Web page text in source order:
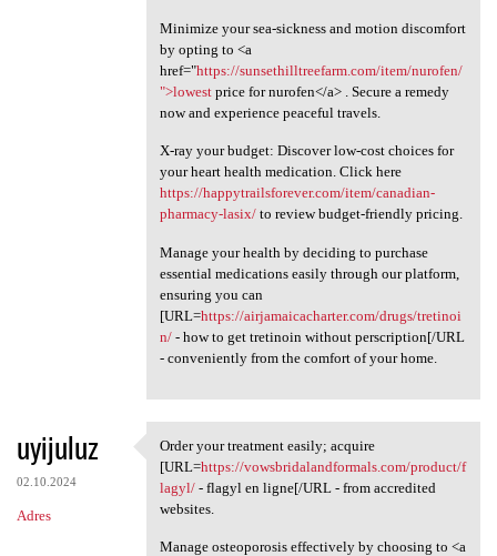
Minimize your sea-sickness and motion discomfort
by opting to <a
href="https://sunsethilltreefarm.com/item/nurofen/
">lowestprice for nurofen</a> . Secure a remedy
now and experience peaceful travels.
X-ray your budget: Discover low-cost choices for
your heart health medication. Click here
https://happytrailsforever.com/item/canadian-
pharmacy-lasix/to review budget-friendly pricing.
Manage your health by deciding to purchase
essential medications easily through our platform,
ensuring you can
[URL=https://airjamaicacharter.com/drugs/tretinoi
n/- how to get tretinoin without perscription[/URL
- conveniently from the comfort of your home.
uyijuluz
02.10.2024
Adres
Order your treatment easily;
Order your treatment easily; acquire
[URL=https://vowsbridalandformals.com/product/f
lagyl/- flagyl en ligne[/URL - from accredited
websites.
Manage osteoporosis effectively by choosing to <a